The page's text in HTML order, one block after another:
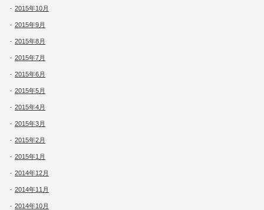
2015年10月
2015年9月
2015年8月
2015年7月
2015年6月
2015年5月
2015年4月
2015年3月
2015年2月
2015年1月
2014年12月
2014年11月
2014年10月